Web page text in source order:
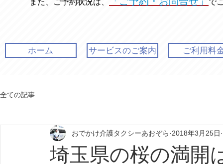
また、ご予約状況は、
で
ホーム サービスのご案内 ご利用料
全ての記事
埼玉県の桜の満開
おでかけ介護タクシーあおぞら 2018年3月25日